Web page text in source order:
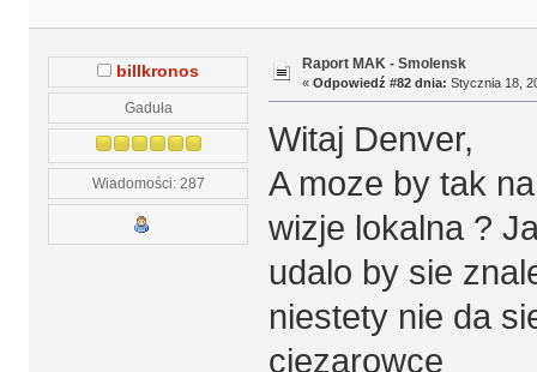
billkronos
Gaduła
Wiadomości: 287
Raport MAK - Smolensk
« Odpowiedź #82 dnia: Stycznia 18,
Witaj Denver,
A moze by tak
wizje lokalna ?
udalo by sie
niestety nie da
ciezarowce